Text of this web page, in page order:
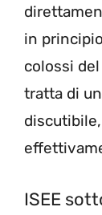
in
colossi
tratta di
ISEE